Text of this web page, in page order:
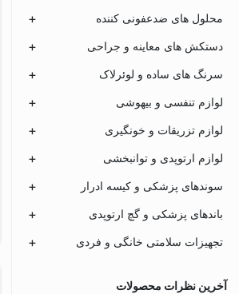
محلول های ضدعفونی کننده
دستکش های معاینه و جراحی
سرنگ های ساده و لوئرلاک
لوازم تنفسی و بیهوشی
لوازم تزریقات و خونگیری
لوازم ارتوپدی و توانبخشی
سوندهای پزشکی و کیسه ادرار
باندهای پزشکی و گچ ارتوپدی
تجهیزات سلامتی خانگی و فردی
آخرین نظرات محصولات